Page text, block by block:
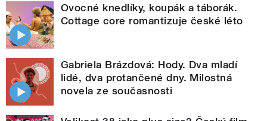
Ovocné knedlíky, koupák a táborák.
Cottage core romantizuje české léto
Gabriela Brázdová: Hody. Dva mladí
lidé, dva protančené dny. Milostná
novela ze současnosti